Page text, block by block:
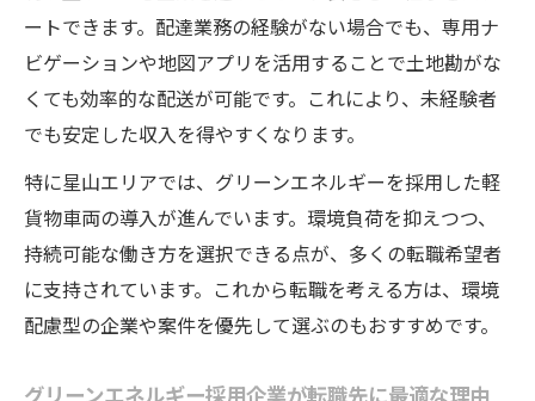
ートできます。配達業務の経験がない場合でも、専用ナ
ビゲーションや地図アプリを活用することで土地勘がな
くても効率的な配送が可能です。これにより、未経験者
でも安定した収入を得やすくなります。
特に星山エリアでは、グリーンエネルギーを採用した軽
貨物車両の導入が進んでいます。環境負荷を抑えつつ、
持続可能な働き方を選択できる点が、多くの転職希望者
に支持されています。これから転職を考える方は、環境
配慮型の企業や案件を優先して選ぶのもおすすめです。
グリーンエネルギー採用企業が転職先に最適な理由